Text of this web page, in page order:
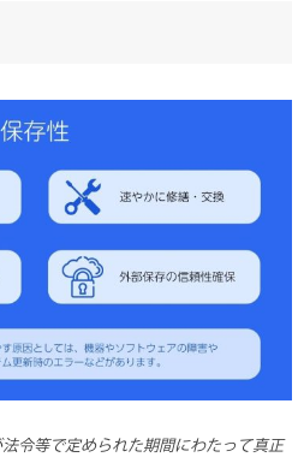
令等で定められた期間にわたって真正